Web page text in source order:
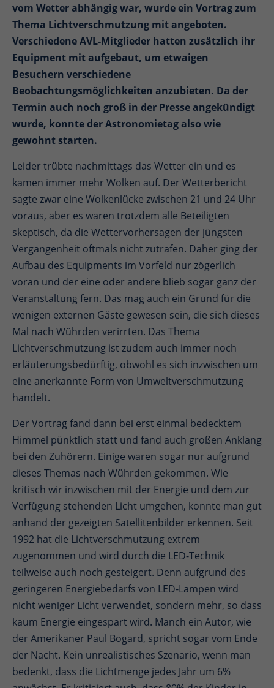
vom Wetter abhängig war, wurde ein Vortrag zum
Thema Lichtverschmutzung mit angeboten.
Verschiedene AVL-Mitglieder hatten zusätzlich ihr
Equipment mit aufgebaut, um etwaigen
Besuchern verschiedene
Beobachtungsmöglichkeiten anzubieten. Da der
Termin auch noch groß in der Presse angekündigt
wurde, konnte der Astronomietag also wie
gewohnt starten.
Leider trübte nachmittags das Wetter ein und es
kamen immer mehr Wolken auf. Der Wetterbericht
sagte zwar eine Wolkenlücke zwischen 21 und 24 Uhr
voraus, aber es waren trotzdem alle Beteiligten
skeptisch, da die Wettervorhersagen der jüngsten
Vergangenheit oftmals nicht zutrafen. Daher ging der
Aufbau des Equipments im Vorfeld nur zögerlich
voran und der eine oder andere blieb sogar ganz der
Veranstaltung fern. Das mag auch ein Grund für die
wenigen externen Gäste gewesen sein, die sich dieses
Mal nach Wührden verirrten. Das Thema
Lichtverschmutzung ist zudem auch immer noch
erläuterungsbedürftig, obwohl es sich inzwischen um
eine anerkannte Form von Umweltverschmutzung
handelt.
Der Vortrag fand dann bei erst einmal bedecktem
Himmel pünktlich statt und fand auch großen Anklang
bei den Zuhörern. Einige waren sogar nur aufgrund
dieses Themas nach Wührden gekommen. Wie
kritisch wir inzwischen mit der Energie und dem zur
Verfügung stehenden Licht umgehen, konnte man gut
anhand der gezeigten Satellitenbilder erkennen. Seit
1992 hat die Lichtverschmutzung extrem
zugenommen und wird durch die LED-Technik
teilweise auch noch gesteigert. Denn aufgrund des
geringeren Energiebedarfs von LED-Lampen wird
nicht weniger Licht verwendet, sondern mehr, so dass
kaum Energie eingespart wird. Manch ein Autor, wie
der Amerikaner Paul Bogard, spricht sogar vom Ende
der Nacht. Kein unrealistisches Szenario, wenn man
bedenkt, dass die Lichtmenge jedes Jahr um 6%